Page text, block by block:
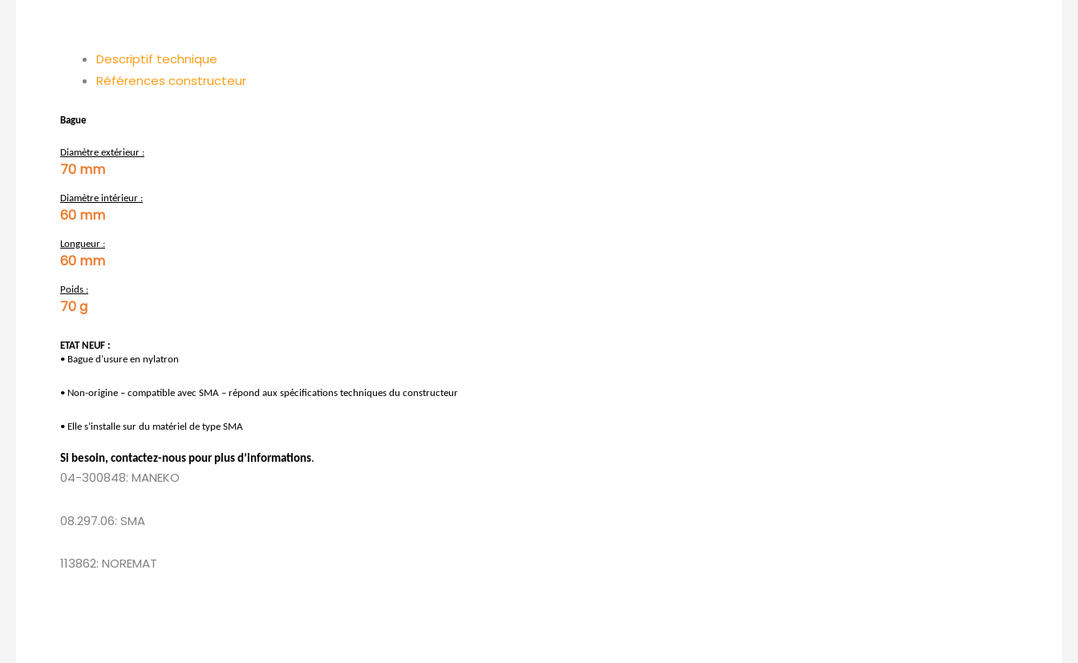
Descriptif technique
Références constructeur
Bague
Diamètre extérieur :
70 mm
Diamètre intérieur :
60 mm
Longueur :
60 mm
Poids :
70 g
ETAT NEUF :
• Bague d’usure en nylatron
• Non-origine – compatible avec SMA – répond aux spécifications techniques du constructeur
• Elle s’installe sur du matériel de type SMA
Si besoin, contactez-nous pour plus d’informations.
04-300848: MANEKO
08.297.06: SMA
113862: NOREMAT